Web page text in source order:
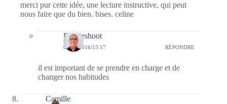
merci pur cette idée, une lecture instructive, qui peut
nous faire que du bien. bises. celine
Bernieshoot
04/03/2016/15:17 RÉPONDRE
il est important de se prendre en charge et de
changer nos habitudes
Camille